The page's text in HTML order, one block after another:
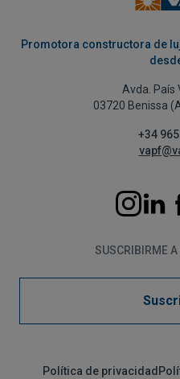
Promotora constructora de
Avda. País
03720 Benissa
+34
SUSCRIBIRME A
Política de privacidad